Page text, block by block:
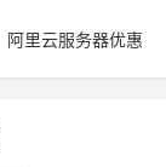
阿里云服务器优惠